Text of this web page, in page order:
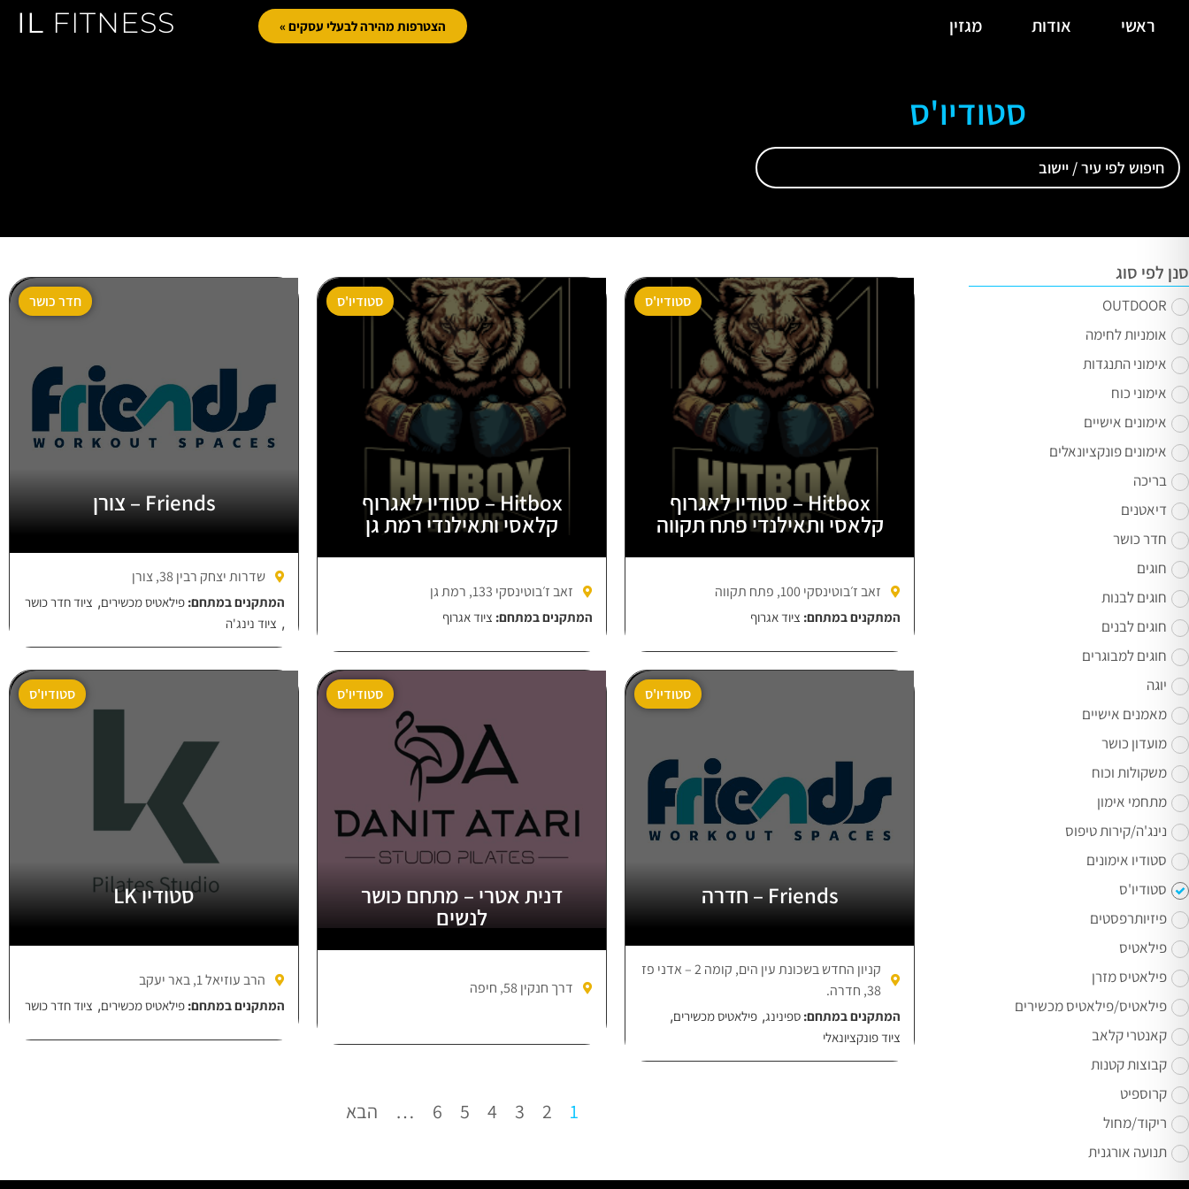
ראשי אודות מגזין הצטרפות מהירה לבעלי עסקים » IL FITNESS
סטודיו'ס
סנן לפי סוג
OUTDOOR
אומניות לחימה
אימוני התנגדות
אימוני כוח
אימונים אישיים
אימונים פונקציונאלים
בריכה
דיאטנים
חדר כושר
חוגים
חוגים לבנות
חוגים לבנים
חוגים למבוגרים
יוגה
מאמנים אישיים
מועדון כושר
משקולות וכוח
מתחמי אימון
נינג'ה/קירות טיפוס
סטודיו אימונים
סטודיו'ס
פיזיותרפסטים
פילאטיס
פילאטיס מזרן
פילאטיס/פילאטיס מכשירים
קאנטרי קלאב
קבוצות קטנות
קרוספיט
ריקוד/מחול
תנועה אורגנית
סטודיו'ס
Hitbox – סטודיו לאגרוף
קלאסי ותאילנדי פתח תקווה
זאב ז׳בוטינסקי 100, פתח תקווה
המתקנים במתחם: ציוד אגרוף
סטודיו'ס
Hitbox – סטודיו לאגרוף
קלאסי ותאילנדי רמת גן
זאב ז׳בוטינסקי 133, רמת גן
המתקנים במתחם: ציוד אגרוף
חדר כושר
Friends – צורן
שדרות יצחק רבין 38, צורן
המתקנים במתחם: פילאטיס מכשירים, ציוד חדר כושר
, ציוד נינג'ה
סטודיו'ס
Friends – חדרה
קניון החדש בשכונת עין הים, קומה 2 – אדני פז
38, חדרה.
המתקנים במתחם: ספינינג, פילאטיס מכשירים,
ציוד פונקציונאלי
סטודיו'ס
דנית אטרי – מתחם כושר
לנשים
דרך חנקין 58, חיפה
סטודיו'ס
סטודיו LK
הרב עוזיאל 1, באר יעקב
המתקנים במתחם: פילאטיס מכשירים, ציוד חדר כושר
1
2
3
4
5
6
… הבא